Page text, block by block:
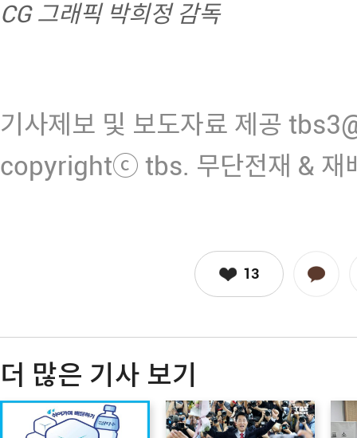
CG 그래픽 박희정 감독
기사제보 및 보도자료 제공
copyrightⓒ tbs. 무단전재 & 재
13
더 많은 기사 보기